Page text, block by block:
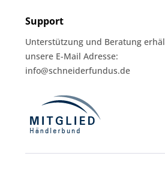
Support
Unterstützung und Beratung
unsere E-Mail Adresse:
info@schneiderfundus.de